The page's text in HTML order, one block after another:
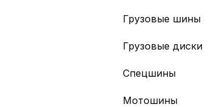
Грузовые шины
Грузовые диски
Спецшины
Мотошины